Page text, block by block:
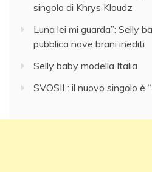
singolo di Khrys Kloudz
Luna lei mi guarda”: Selly
pubblica nove brani inediti
Selly baby modella Italia
SVOSIL: il nuovo singolo è